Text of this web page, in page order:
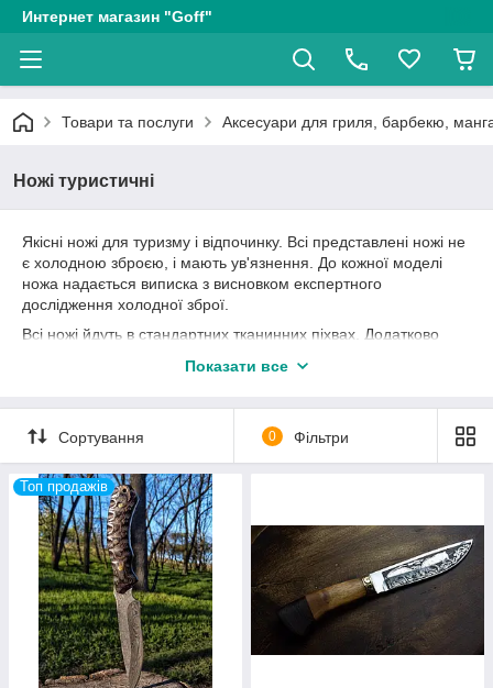
Интернет магазин "Goff"
Товари та послуги Аксесуари для гриля, барбекю,
Ножі туристичні
Якісні ножі для туризму і відпочинку. Всі представлені ножі не
є холодною зброєю, і мають ув'язнення. До кожної моделі
ножа надається виписка з висновком експертного
дослідження холодної зброї.
Всі ножі йдуть в стандартних тканинних піхвах. Додатково
Instagram -goff_ua
Показати все
Сортування 0 Фільтри
Топ продажів